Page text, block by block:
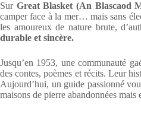
Sur Great Blasket (An Blascaod
camper face à la mer… mais sans
les amoureux de nature brute,
durable et sincère.
Jusqu’en 1953, une communauté
des contes, poèmes et récits. Leur
Aujourd’hui, un guide passionné
maisons de pierre abandonnées